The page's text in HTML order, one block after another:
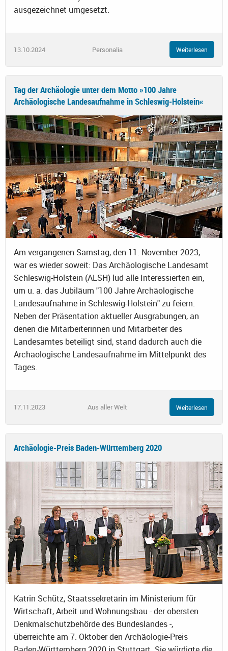
ausgezeichnet umgesetzt.
13.10.2024 Personalia Weiterlesen
Tag der Archäologie unter dem Motto »100 Jahre
Archäologische Landesaufnahme in Schleswig-Holstein«
Am vergangenen Samstag, den 11. November 2023,
war es wieder soweit: Das Archäologische Landesamt
Schleswig-Holstein (ALSH) lud alle Interessierten ein,
um u. a. das Jubiläum "100 Jahre Archäologische
Landesaufnahme in Schleswig-Holstein" zu feiern.
Neben der Präsentation aktueller Ausgrabungen, an
denen die Mitarbeiterinnen und Mitarbeiter des
Landesamtes beteiligt sind, stand dadurch auch die
Archäologische Landesaufnahme im Mittelpunkt des
Tages.
17.11.2023 Aus aller Welt Weiterlesen
Archäologie-Preis Baden-Württemberg 2020
Katrin Schütz, Staatssekretärin im Ministerium für
Wirtschaft, Arbeit und Wohnungsbau - der obersten
Denkmalschutzbehörde des Bundeslandes -,
überreichte am 7. Oktober den Archäologie-Preis